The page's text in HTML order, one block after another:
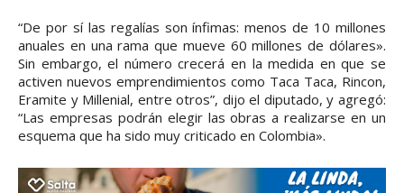
“De por sí las regalías son ínfimas: menos de 10 millones
anuales en una rama que mueve 60 millones de dólares».
Sin embargo, el número crecerá en la medida en que se
activen nuevos emprendimientos como Taca Taca, Rincon,
Eramite y Millenial, entre otros”, dijo el diputado, y agregó:
“Las empresas podrán elegir las obras a realizarse en un
esquema que ha sido muy criticado en Colombia».